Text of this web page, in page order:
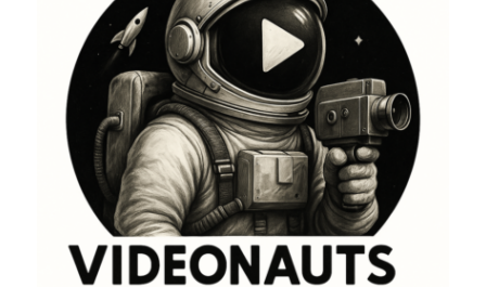
SHIT I LIKE
BMW R80 SCRAMBLER UMBAU
SINGLESPEED
SKATE
instagram
youtubespotify